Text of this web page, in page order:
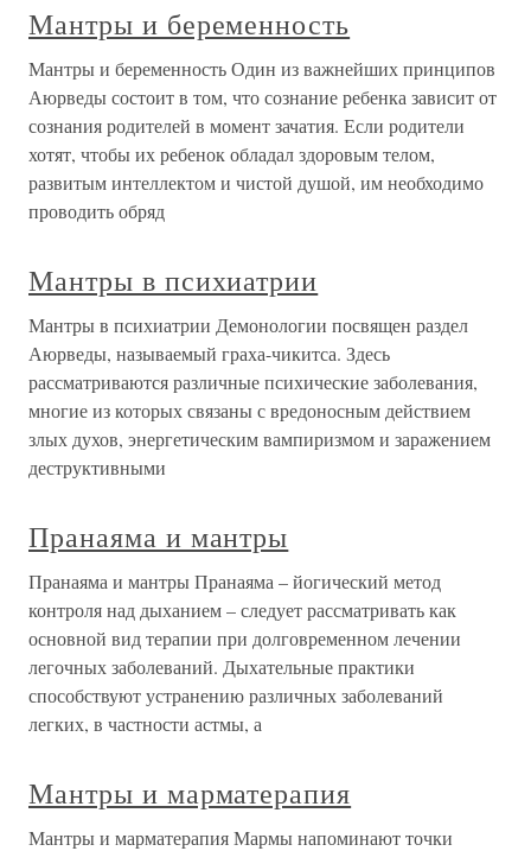
Мантры и беременность
Мантры и беременность Один из важнейших принципов
Аюрведы состоит в том, что сознание ребенка зависит от
сознания родителей в момент зачатия. Если родители
хотят, чтобы их ребенок обладал здоровым телом,
развитым интеллектом и чистой душой, им необходимо
проводить обряд
Мантры в психиатрии
Мантры в психиатрии Демонологии посвящен раздел
Аюрведы, называемый граха-чикитса. Здесь
рассматриваются различные психические заболевания,
многие из которых связаны с вредоносным действием
злых духов, энергетическим вампиризмом и заражением
деструктивными
Пранаяма и мантры
Пранаяма и мантры Пранаяма – йогический метод
контроля над дыханием – следует рассматривать как
основной вид терапии при долговременном лечении
легочных заболеваний. Дыхательные практики
способствуют устранению различных заболеваний
легких, в частности астмы, а
Мантры и марматерапия
Мантры и марматерапия Мармы напоминают точки